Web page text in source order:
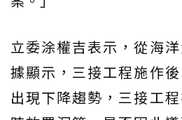
立委涂權吉表示，從海
據顯示，三接工程施作
出現下降趨勢，三接工